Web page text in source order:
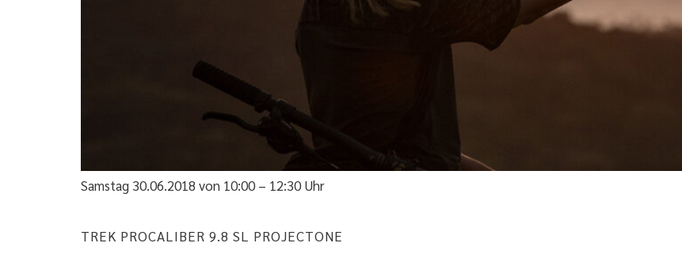
Samstag 30.06.2018 von 10:00 – 12:30 Uhr
TREK PROCALIBER 9.8 SL PROJECTONE